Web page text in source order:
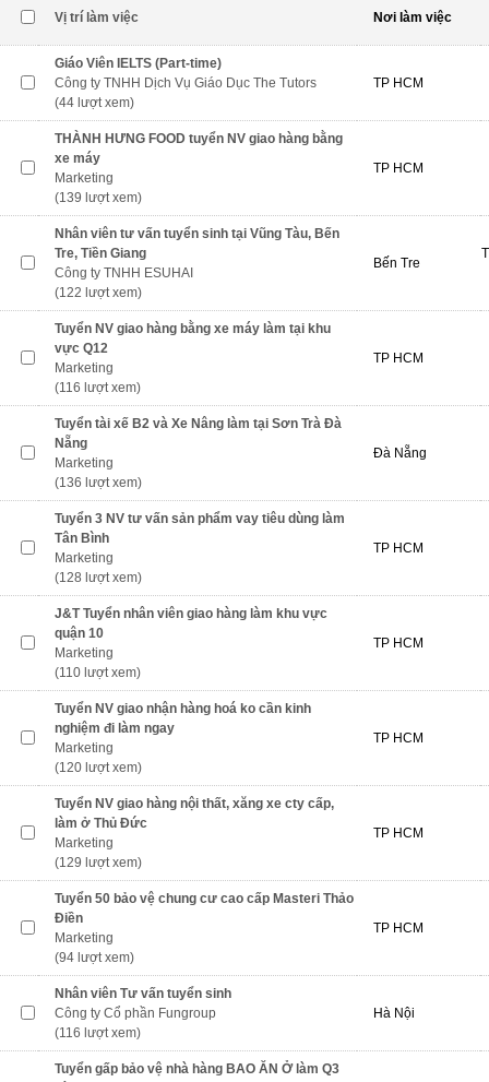
Vị trí làm việc Nơi làm việc
Giáo Viên IELTS (Part-time)
Công ty TNHH Dịch Vụ Giáo Dục The Tutors
(44 lượt xem)
TP HCM
THÀNH HƯNG FOOD tuyển NV giao hàng bằng
xe máy
Marketing
(139 lượt xem)
TP HCM
Nhân viên tư vấn tuyển sinh tại Vũng Tàu, Bến
Tre, Tiền Giang
Công ty TNHH ESUHAI
(122 lượt xem)
Bến Tre
Tuyển NV giao hàng bằng xe máy làm tại khu
vực Q12
Marketing
(116 lượt xem)
TP HCM
Tuyển tài xế B2 và Xe Nâng làm tại Sơn Trà Đà
Nẵng
Marketing
(136 lượt xem)
Đà Nẵng
Tuyển 3 NV tư vấn sản phẩm vay tiêu dùng làm
Tân Bình
Marketing
(128 lượt xem)
TP HCM
J&T Tuyển nhân viên giao hàng làm khu vực
quận 10
Marketing
(110 lượt xem)
TP HCM
Tuyển NV giao nhận hàng hoá ko cần kinh
nghiệm đi làm ngay
Marketing
(120 lượt xem)
TP HCM
Tuyển NV giao hàng nội thất, xăng xe cty cấp,
làm ở Thủ Đức
Marketing
(129 lượt xem)
TP HCM
Tuyển 50 bảo vệ chung cư cao cấp Masteri Thảo
Điền
Marketing
(94 lượt xem)
TP HCM
Nhân viên Tư vấn tuyển sinh
Công ty Cổ phần Fungroup
(116 lượt xem)
Hà Nội
Tuyển gấp bảo vệ nhà hàng BAO ĂN Ở làm Q3